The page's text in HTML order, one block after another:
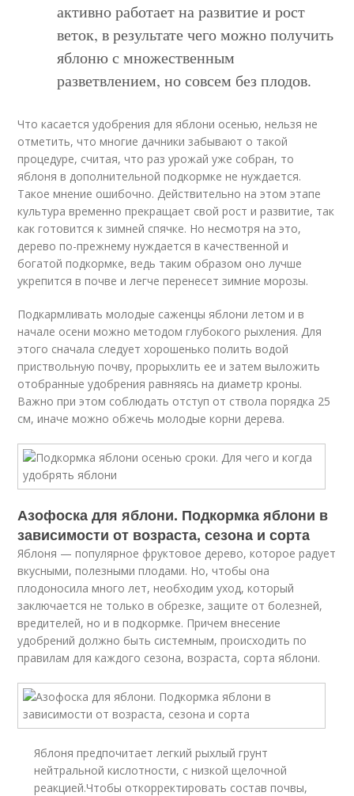
активно работает на развитие и рост
веток, в результате чего можно получить
яблоню с множественным
разветвлением, но совсем без плодов.
Что касается удобрения для яблони осенью, нельзя не
отметить, что многие дачники забывают о такой
процедуре, считая, что раз урожай уже собран, то
яблоня в дополнительной подкормке не нуждается.
Такое мнение ошибочно. Действительно на этом этапе
культура временно прекращает свой рост и развитие, так
как готовится к зимней спячке. Но несмотря на это,
дерево по-прежнему нуждается в качественной и
богатой подкормке, ведь таким образом оно лучше
укрепится в почве и легче перенесет зимние морозы.
Подкармливать молодые саженцы яблони летом и в
начале осени можно методом глубокого рыхления. Для
этого сначала следует хорошенько полить водой
приствольную почву, прорыхлить ее и затем выложить
отобранные удобрения равняясь на диаметр кроны.
Важно при этом соблюдать отступ от ствола порядка 25
см, иначе можно обжечь молодые корни дерева.
Азофоска для яблони. Подкормка яблони в
зависимости от возраста, сезона и сорта
Яблоня — популярное фруктовое дерево, которое радует
вкусными, полезными плодами. Но, чтобы она
плодоносила много лет, необходим уход, который
заключается не только в обрезке, защите от болезней,
вредителей, но и в подкормке. Причем внесение
удобрений должно быть системным, происходить по
правилам для каждого сезона, возраста, сорта яблони.
Яблоня предпочитает легкий рыхлый грунт
нейтральной кислотности, с низкой щелочной
реакцией.Чтобы откорректировать состав почвы,